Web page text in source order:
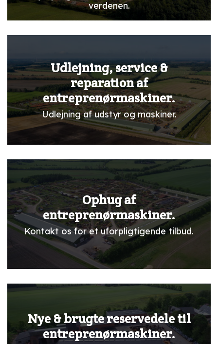
verdenen.
Udlejning, service &
reparation af
entreprenørmaskiner.
Udlejning af udstyr og maskiner.
Ophug af
entreprenørmaskiner.
Kontakt os for et uforpligtigende tilbud.
Nye & brugte reservedele til
entreprenørmaskiner.